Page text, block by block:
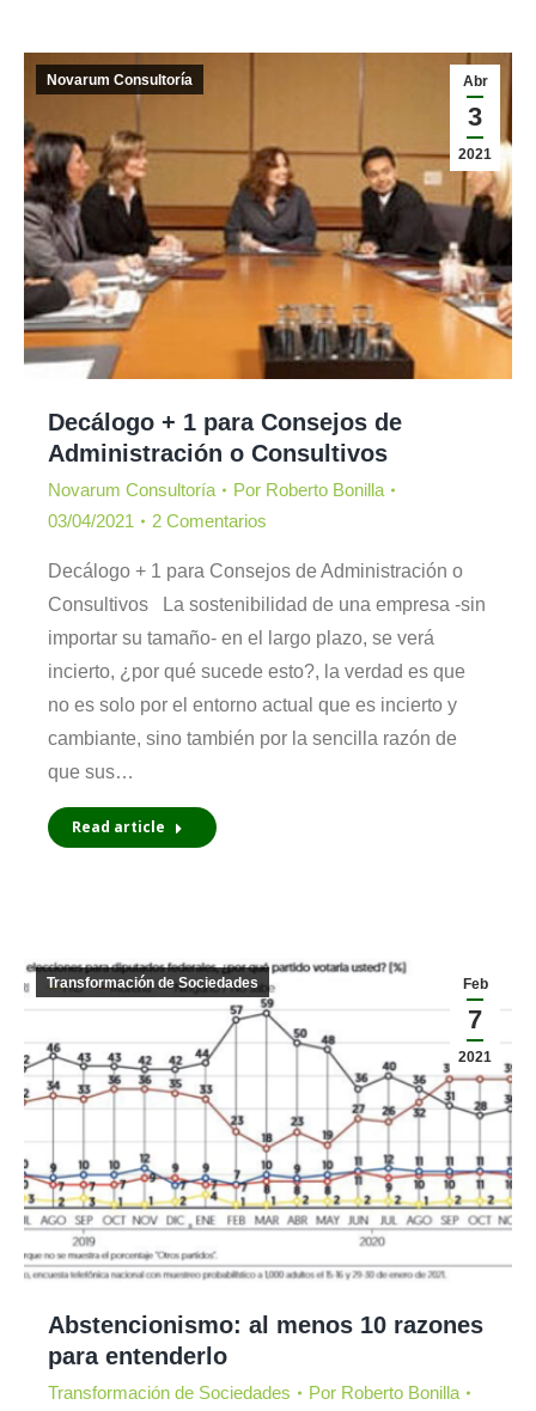
Abr
3
2021
Novarum Consultoría
Decálogo + 1 para Consejos de
Administración o Consultivos
Novarum Consultoría Por Roberto Bonilla
03/04/2021
2 Comentarios
Decálogo + 1 para Consejos de Administración o
Consultivos La sostenibilidad de una empresa -sin
importar su tamaño- en el largo plazo, se verá
incierto, ¿por qué sucede esto?, la verdad es que
no es solo por el entorno actual que es incierto y
cambiante, sino también por la sencilla razón de
que sus…
Read article
Feb
7
2021
Transformación de Sociedades
Abstencionismo: al menos 10 razones
para entenderlo
Transformación de Sociedades Por Roberto Bonilla